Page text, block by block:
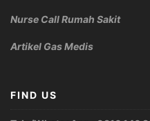
Nurse Call Rumah Sakit
Artikel Gas Medis
FIND US